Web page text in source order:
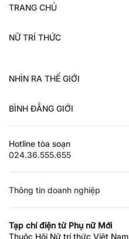
TRANG CHỦ
NỮ TRÍ THỨC
NHÌN RA THẾ GIỚI
BÌNH ĐẲNG GIỚI
Hotline tòa soạn
024.36.555.655
Thông tin doanh nghiệp
Tạp chí điện tử Phụ nữ Mới